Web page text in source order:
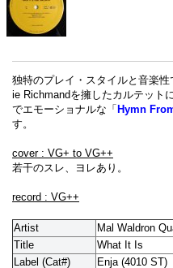
独特のプレイ・スタイルと音楽
ie Richmandを擁したカルテット
でエモーショナルな「 Hymn
す。
cover : VG+ to VG++
若干のスレ、ヨレあり。
record : VG++
Artist
Mal Waldron
Title
What It Is
Label (Cat#)
Enja (4010 ST)